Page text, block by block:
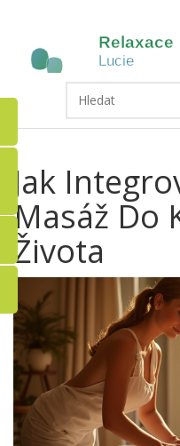
Jak
Masáž Do
Života